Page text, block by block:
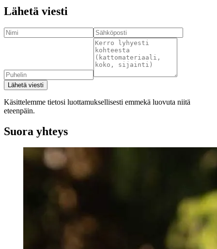
Lähetä viesti
Lähetä viesti
Käsittelemme tietosi luottamuksellisesti emmekä luovuta niitä
eteenpäin.
Suora yhteys